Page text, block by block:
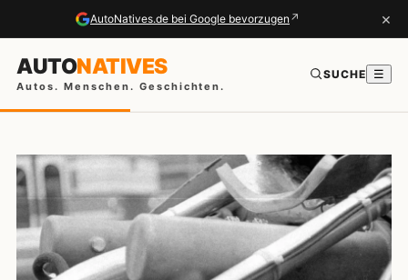
AutoNatives.de bei Google bevorzugen ↗ ×
AUTONATIVES
Autos. Menschen. Geschichten.
SUCHE ☰